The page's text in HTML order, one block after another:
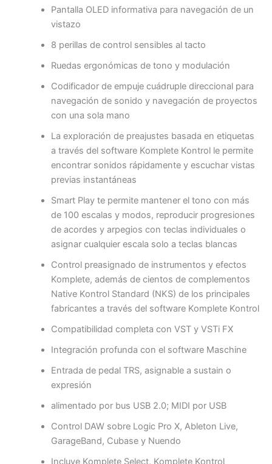
Pantalla OLED informativa para navegación de un
vistazo
8 perillas de control sensibles al tacto
Ruedas ergonómicas de tono y modulación
Codificador de empuje cuádruple direccional para
navegación de sonido y navegación de proyectos
con una sola mano
La exploración de preajustes basada en etiquetas
a través del software Komplete Kontrol le permite
encontrar sonidos rápidamente y escuchar vistas
previas instantáneas
Smart Play te permite mantener el tono con más
de 100 escalas y modos, reproducir progresiones
de acordes y arpegios con teclas individuales o
asignar cualquier escala solo a teclas blancas
Control preasignado de instrumentos y efectos
Komplete, además de cientos de complementos
Native Kontrol Standard (NKS) de los principales
fabricantes a través del software Komplete Kontrol
Compatibilidad completa con VST y VSTi FX
Integración profunda con el software Maschine
Entrada de pedal TRS, asignable a sustain o
expresión
alimentado por bus USB 2.0; MIDI por USB
Control DAW sobre Logic Pro X, Ableton Live,
GarageBand, Cubase y Nuendo
Incluye Komplete Select, Komplete Kontrol